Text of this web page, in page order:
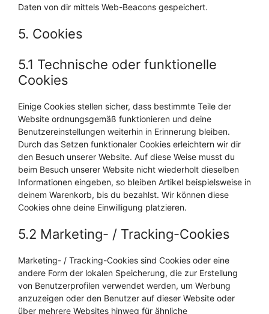
Daten von dir mittels Web-Beacons gespeichert.
5. Cookies
5.1 Technische oder funktionelle
Cookies
Einige Cookies stellen sicher, dass bestimmte Teile der
Website ordnungsgemäß funktionieren und deine
Benutzereinstellungen weiterhin in Erinnerung bleiben.
Durch das Setzen funktionaler Cookies erleichtern wir dir
den Besuch unserer Website. Auf diese Weise musst du
beim Besuch unserer Website nicht wiederholt dieselben
Informationen eingeben, so bleiben Artikel beispielsweise in
deinem Warenkorb, bis du bezahlst. Wir können diese
Cookies ohne deine Einwilligung platzieren.
5.2 Marketing- / Tracking-Cookies
Marketing- / Tracking-Cookies sind Cookies oder eine
andere Form der lokalen Speicherung, die zur Erstellung
von Benutzerprofilen verwendet werden, um Werbung
anzuzeigen oder den Benutzer auf dieser Website oder
über mehrere Websites hinweg für ähnliche